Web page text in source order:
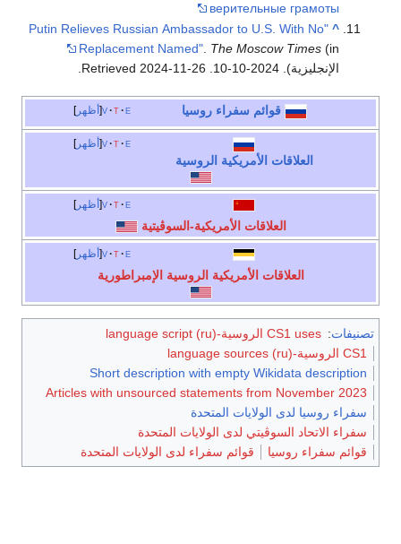
верительные грамоты
^
"Putin Relieves Russian Ambassador to U.S. With No
Replacement Named" .The Moscow Times(in
الإنجليزية). 2024-10-10
. Retrieved
2024-11-26
.
أظهر v t e قوائم سفراء روسيا
أظهر v t e
العلاقات الأمريكية الروسية
أظهر v t e
العلاقات الأمريكية-السوڤيتية
أظهر v t e
العلاقات الأمريكية الروسية الإمبراطورية
تصنيفات: CS1 uses الروسية-language script (ru)
CS1 الروسية-language sources (ru)
Short description with empty Wikidata description
Articles with unsourced statements from November 2023
سفراء روسيا لدى الولايات المتحدة
سفراء الاتحاد السوڤيتي لدى الولايات المتحدة
قوائم سفراء روسيا
قوائم سفراء لدى الولايات المتحدة